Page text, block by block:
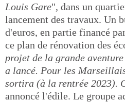
Louis Gare", dans un
lancement des travaux. Un
d'euros, en partie financé
ce plan de rénovation des
projet de la grande
a lancé. Pour les
sortira (à la rentrée 2023).
annoncé l'édile. Le groupe